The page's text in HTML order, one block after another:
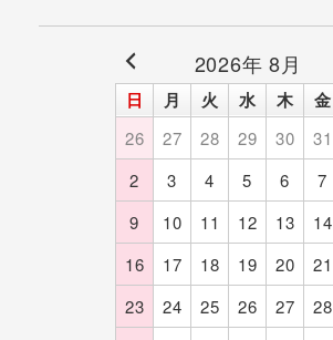
2026年 8月
日 月 火 水 木 金
26 27 28 29 30 31
2
3 4 5 6 7
9 10 11 12 13 14
16
17 18 19 20 21
23
24 25 26 27 28